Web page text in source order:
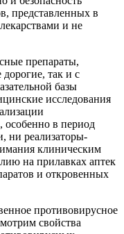
представленных в
и не
препараты,
так и с
базы
исследования
особенно в период
ни реализаторы-
клиническим
на прилавках аптек
и откровенных
противовирусное
свойства